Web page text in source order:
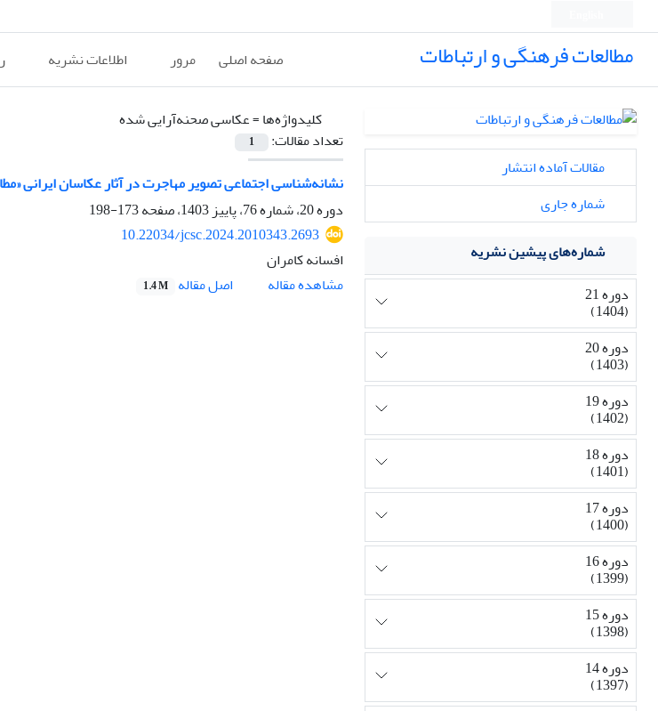
مطالعات فرهنگی و ارتباطات صفحه اصلی مرور اطلاعات نشریه
کلیدواژه‌ها =عکاسی صحنه‌آرایی شده
تعداد مقالات:
1
نشانه‌شناسی اجتماعی تصویر مهاجرت در آثار عکاسان
دوره 20، شماره 76، پاییز 1403، صفحه
173-198
10.22034/jcsc.2024.2010343.2693
افسانه کامران
مشاهده مقاله
اصل مقاله 1.4 M
مقالات آماده انتشار
شماره جاری
شماره‌های پیشین نشریه
دوره 21
(1404)
دوره 20
(1403)
دوره 19
(1402)
دوره 18
(1401)
دوره 17
(1400)
دوره 16
(1399)
دوره 15
(1398)
دوره 14
(1397)